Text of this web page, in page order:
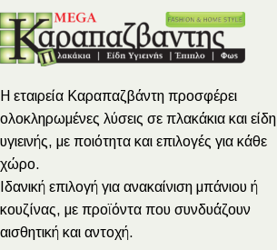
Η εταιρεία Καραπαζβάντη προσφέρει
ολοκληρωμένες λύσεις σε πλακάκια και είδη
υγιεινής, με ποιότητα και επιλογές για κάθε
χώρο.
Ιδανική επιλογή για ανακαίνιση μπάνιου ή
κουζίνας, με προϊόντα που συνδυάζουν
αισθητική και αντοχή.